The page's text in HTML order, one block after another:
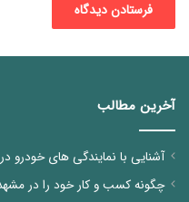
آخرین مطالب
آشنایی با نمایندگی های خودرو
چگونه کسب و کار خود را در